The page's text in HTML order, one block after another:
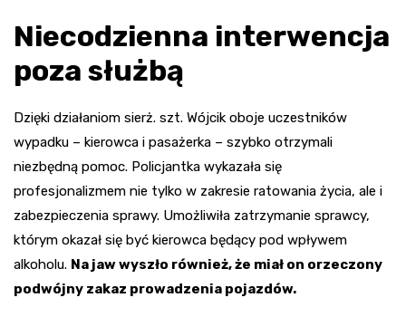
Niecodzienna interwencja
poza służbą
Dzięki działaniom sierż. szt. Wójcik oboje uczestników
wypadku – kierowca i pasażerka – szybko otrzymali
niezbędną pomoc. Policjantka wykazała się
profesjonalizmem nie tylko w zakresie ratowania życia, ale i
zabezpieczenia sprawy. Umożliwiła zatrzymanie sprawcy,
którym okazał się być kierowca będący pod wpływem
alkoholu. Na jaw wyszło również, że miał on orzeczony
podwójny zakaz prowadzenia pojazdów.